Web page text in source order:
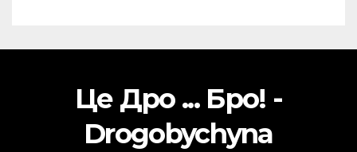
Це Дро ... Бро! -
Drogobychyna